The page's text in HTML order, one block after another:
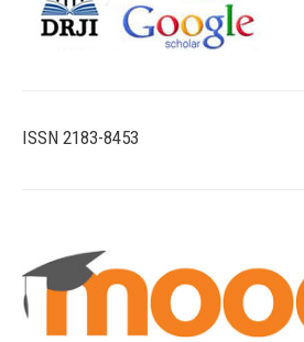
ISSN 2183-8453